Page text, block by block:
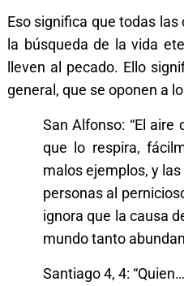
Eso significa que todas
la búsqueda de la vida
lleven al pecado. Ello
general, que se oponen a
San Alfonso: “El
que lo respira,
malos ejemplos, y
personas al
ignora que la causa
mundo tanto
Santiago 4, 4: